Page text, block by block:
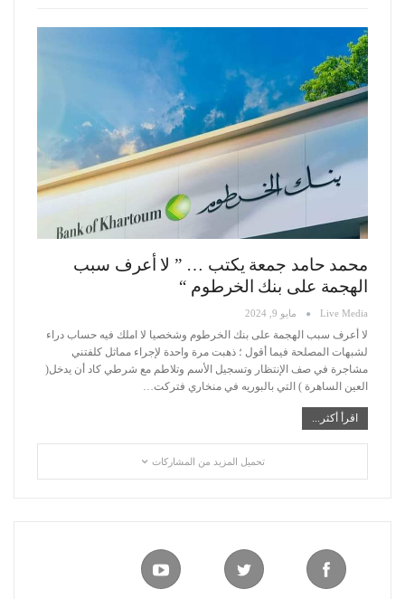
محمد حامد جمعة يكتب … ” لا أعرف سبب
الهجمة على بنك الخرطوم “
Live Media مايو 9, 2024
لا أعرف سبب الهجمة على بنك الخرطوم وشخصيا لا املك فيه حساب دراء
لشبهات المصلحة فيما أقول ؛ ذهبت مرة واحدة لإجراء مماثل كلفتني
مشاجرة في صف الإنتظار وتسجيل الأسم وتلاطم مع شرطي كاد أن يدخل(
العين الساهرة ) التي بالبوريه في منخاري فتركت…
اقرأ أكثر...
تحميل المزيد من المشاركات